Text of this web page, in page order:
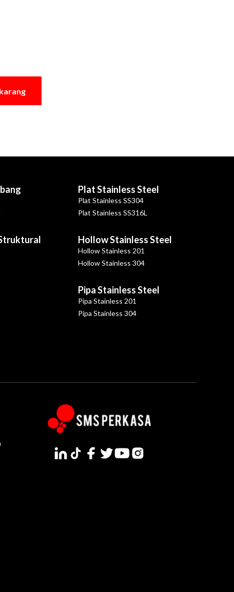
Plat Stainless Steel
Plat Stainless SS304
Plat Stainless SS316L
Hollow Stainless Steel
Hollow Stainless 201
Hollow Stainless 304
Pipa Stainless Steel
Pipa Stainless 201
Pipa Stainless 304